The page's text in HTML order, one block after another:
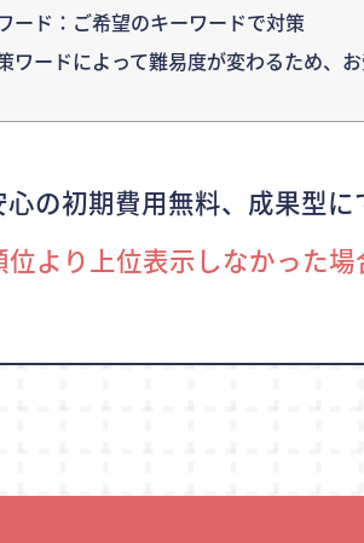
ード：ご希望のキーワードで対策
ワードによって難易度が変わるため、
心の初期費用無料、成果型に
より上位表示しなかった場